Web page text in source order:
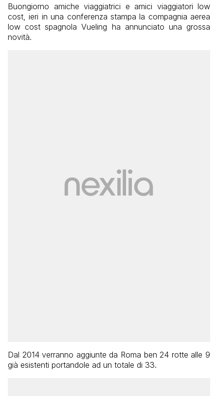
Buongiorno amiche viaggiatrici e amici viaggiatori low
cost, ieri in una conferenza stampa la compagnia aerea
low cost spagnola Vueling ha annunciato una grossa
novità.
Dal 2014 verranno aggiunte da Roma ben 24 rotte alle 9
già esistenti portandole ad un totale di 33.